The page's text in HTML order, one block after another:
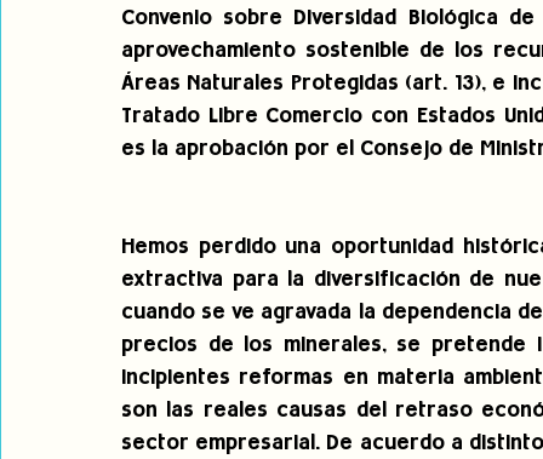
Convenio sobre Diversidad Biológica
aprovechamiento sostenible de los
Áreas Naturales Protegidas (art. 13), e
Tratado Libre Comercio con Estados
es la aprobación por el Consejo de
Hemos perdido una oportunidad
extractiva para la diversificación de
cuando se ve agravada la dependencia
precios de los minerales, se pretende
incipientes reformas en materia
son las reales causas del retraso
sector empresarial. De acuerdo a